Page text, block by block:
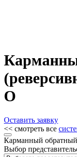
О
Оставить заявку
<< смотреть все
Карманный
Выбор